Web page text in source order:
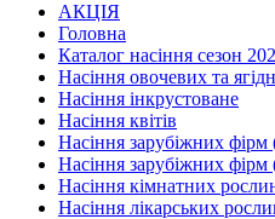
АКЦІЯ
Головна
Каталог насіння сезон
Насіння овочевих та
Насіння інкрустоване
Насіння квітів
Насіння зарубіжних фірм
Насіння зарубіжних фірм
Насіння кімнатних
Насіння лікарських